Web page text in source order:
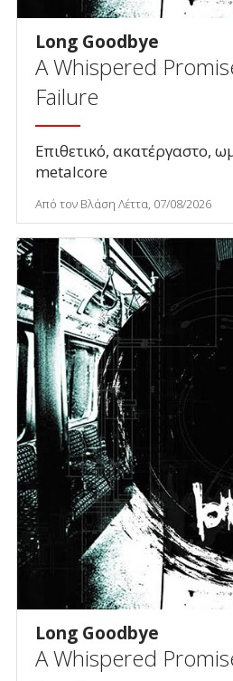
Long Goodbye
A Whispered
Failure
Επιθετικό, ακατέργαστο,
metalcore
Από τον Βλάση Λέττα, 07/08/2026
Long Goodbye
A Whispered